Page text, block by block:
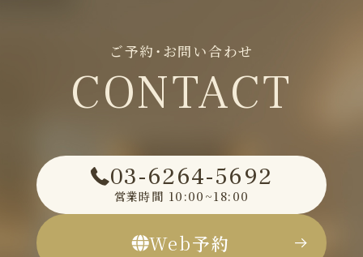
ご予約・お問い合わせ
CONTACT
03-6264-5692
営業時間 10:00~18:00
Web予約